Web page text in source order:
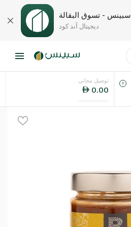
سبينس - تسوق البقالة
ديجيتال آند كود
اللغةتوصيل مجاني
0.00